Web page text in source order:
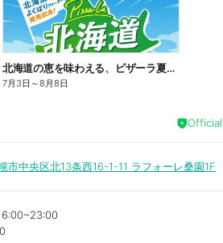
北海道の恵を味わえる、ピザーラ夏の特別企画!
7月3日 ～8月8日
市中央区北13条西16-1-11 ラフォーレ桑園1F